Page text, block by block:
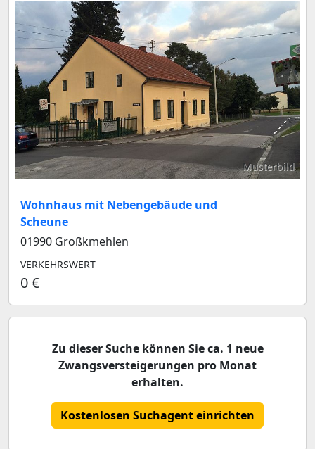
Musterbild
Wohnhaus mit Nebengebäude und
Scheune
01990 Großkmehlen
VERKEHRSWERT
0 €
Zu dieser Suche können Sie ca. 1 neue
Zwangsversteigerungen pro Monat
erhalten.
Kostenlosen Suchagent einrichten